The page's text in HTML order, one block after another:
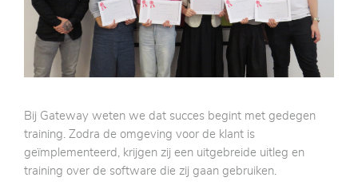
Bij Gateway weten we dat succes begint met gedegen
training. Zodra de omgeving voor de klant is
geïmplementeerd, krijgen zij een uitgebreide uitleg en
training over de software die zij gaan gebruiken.